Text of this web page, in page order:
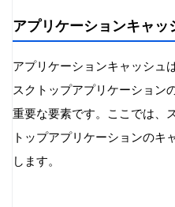
アプリケーションキャッ
アプリケーションキャッシュ
スクトップアプリケーション
重要な要素です。ここでは、
トップアプリケーションのキ
します。